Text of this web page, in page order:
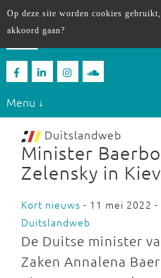
Menu ↓
Duitslandweb
Minister
Zelensky in Kiev
Kort nieuws - 11 mei 2022
Duitslandweb
De Duitse minister
Zaken Annalena
Op deze site worden cookies
akkoord gaan?